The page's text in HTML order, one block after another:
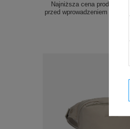
Najniższa cena produktu w
przed wprowadzeniem obniżki: